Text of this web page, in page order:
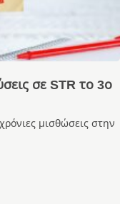
σε STR το 3ο
μισθώσεις στην